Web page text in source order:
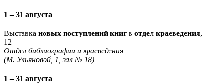
1 – 31 августа
Выставка новых поступлений книг в отдел краеведения,
12+
Отдел библиографии и краеведения
(М. Ульяновой, 1, зал № 18)
1 – 31 августа